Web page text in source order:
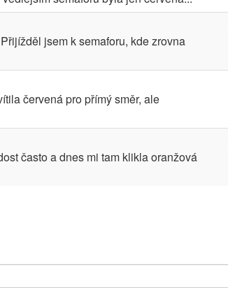
jsem k semaforu, kde zrovna
červená pro přímý směr, ale
často a dnes mi tam klikla oranžová